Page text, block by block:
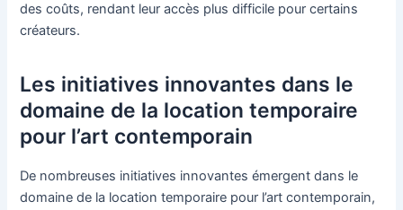
des coûts, rendant leur accès plus difficile pour certains
créateurs.
Les initiatives innovantes dans le
domaine de la location temporaire
pour l’art contemporain
De nombreuses initiatives innovantes émergent dans le
domaine de la location temporaire pour l’art contemporain,